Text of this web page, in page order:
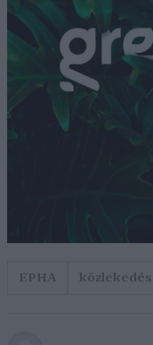
EPHA közlekedés